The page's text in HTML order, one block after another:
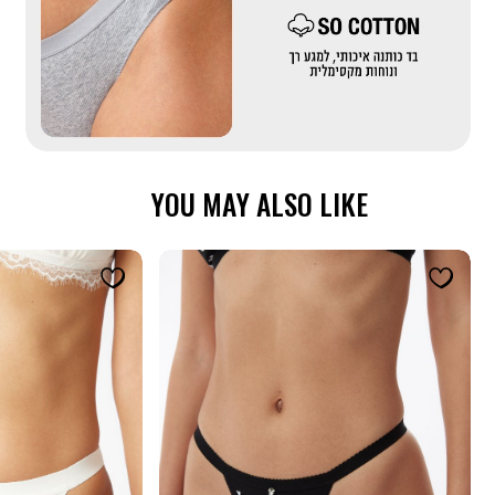
מייקאובר-
YOU MAY ALSO LIKE